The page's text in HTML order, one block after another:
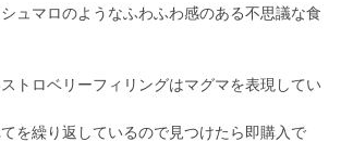
ュマロのようなふわふわ感のある不思議な食
トロベリーフィリングはマグマを表現してい
を繰り返しているので見つけたら即購入で